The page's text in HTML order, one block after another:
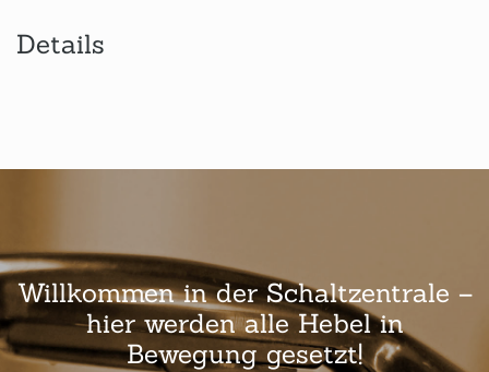
Details
Willkommen in der Schaltzentrale –
hier werden alle Hebel in
Bewegung gesetzt!